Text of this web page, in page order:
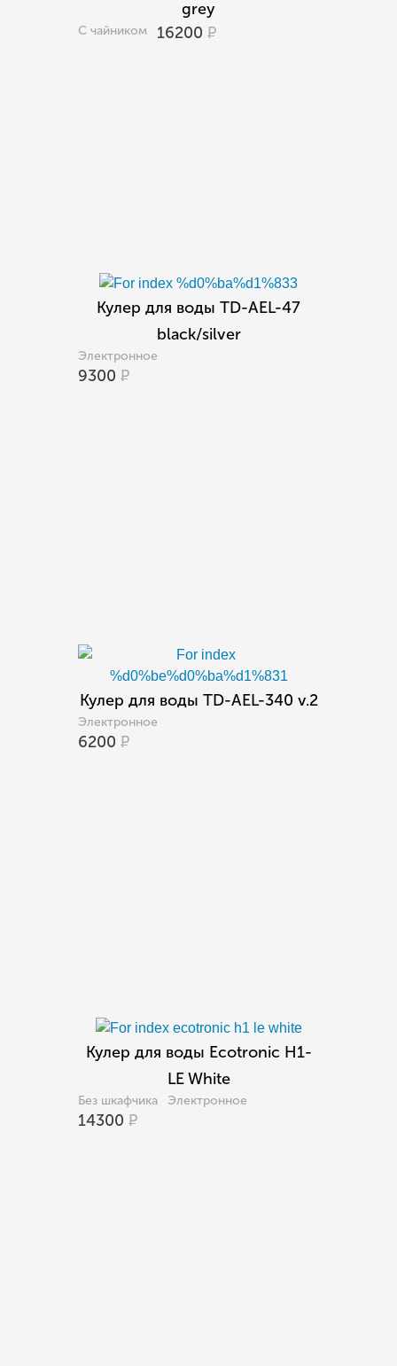
grey
С чайником 16200 Р
Кулер для воды TD-AEL-47
black/silver
Электронное
9300 Р
Кулер для воды TD-AEL-340 v.2
Электронное
6200 Р
Кулер для воды Ecotronic H1-
LE White
Без шкафчика Электронное
14300 Р